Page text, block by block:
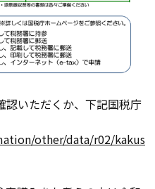
いただくか、下記国税庁
other/data/r02/kakus